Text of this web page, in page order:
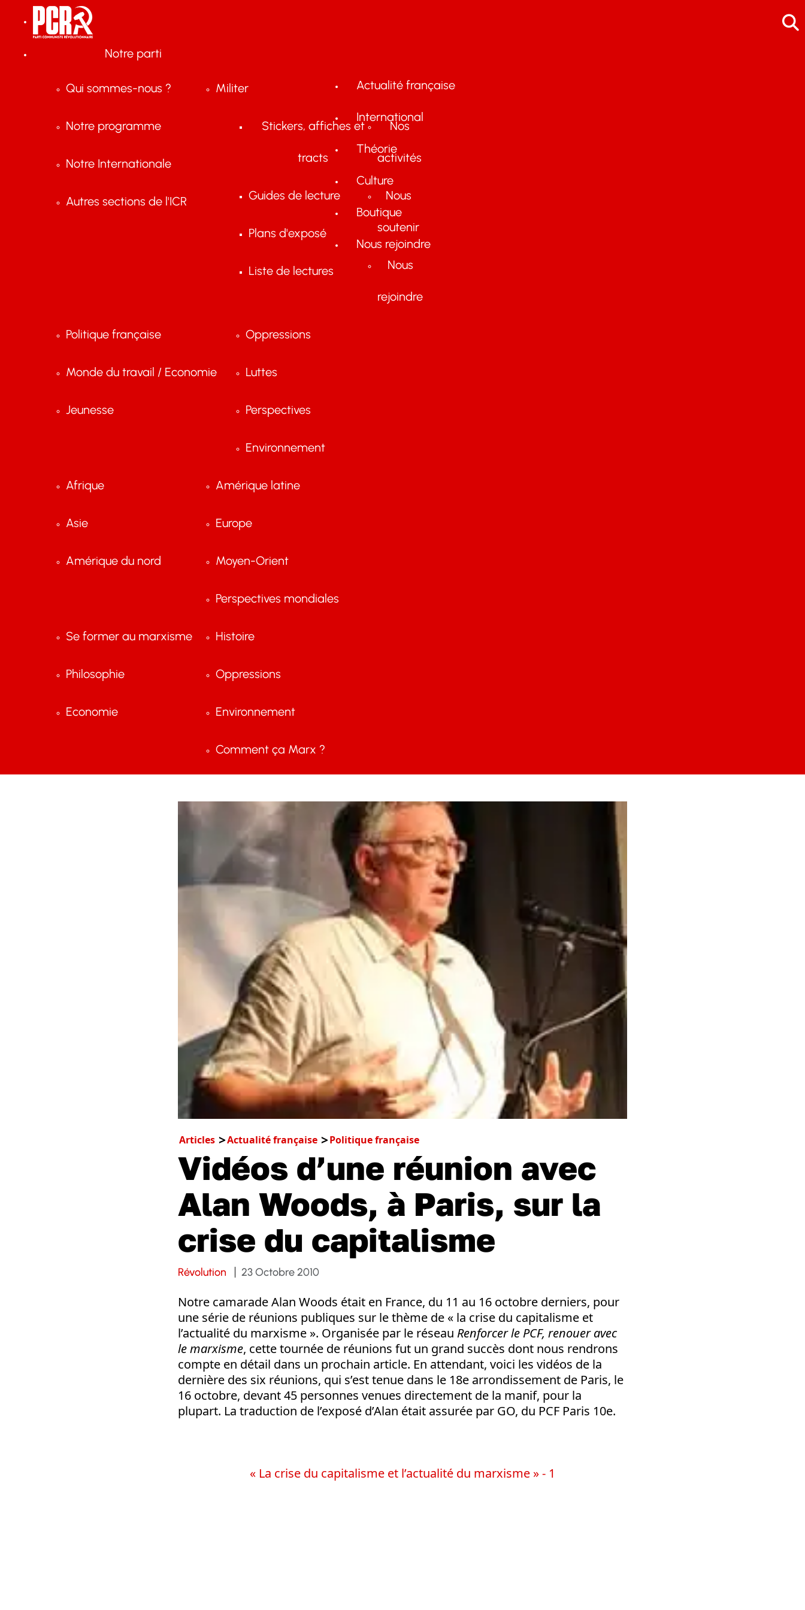
Notre parti
Qui sommes-nous ?
Notre programme
Notre Internationale
Autres sections de l'ICR
Militer
Stickers, affiches et
tracts
Guides de lecture
Plans d'exposé
Liste de lectures
Nos
activités
Nous
soutenir
Nous
rejoindre
Actualité française
Politique française
Monde du travail / Economie
Jeunesse
Oppressions
Luttes
Perspectives
Environnement
International
Afrique
Asie
Amérique du nord
Amérique latine
Europe
Moyen-Orient
Perspectives mondiales
Théorie
Se former au marxisme
Philosophie
Economie
Histoire
Oppressions
Environnement
Comment ça Marx ?
Culture
Boutique
Nous rejoindre
Articles Actualité française Politique française
Vidéos d’une réunion avec
Alan Woods, à Paris, sur la
crise du capitalisme
Révolution 23 Octobre 2010
Notre camarade Alan Woods était en France, du 11 au 16 octobre derniers, pour
une série de réunions publiques sur le thème de « la crise du capitalisme et
l’actualité du marxisme ». Organisée par le réseau Renforcer le PCF, renouer avec
le marxisme, cette tournée de réunions fut un grand succès dont nous rendrons
compte en détail dans un prochain article. En attendant, voici les vidéos de la
dernière des six réunions, qui s’est tenue dans le 18e arrondissement de Paris, le
16 octobre, devant 45 personnes venues directement de la manif, pour la
plupart. La traduction de l’exposé d’Alan était assurée par GO, du PCF Paris 10e.
« La crise du capitalisme et l’actualité du marxisme » - 1